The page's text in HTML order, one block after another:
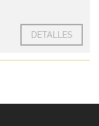
DETALLES